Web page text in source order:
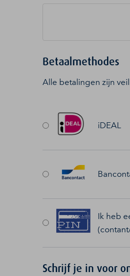
Betaalmethodes
Alle betalingen zijn
iDEAL
Ik heb
Schrijf je in voor